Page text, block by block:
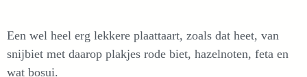
Een wel heel erg lekkere plaattaart, zoals dat heet, van
snijbiet met daarop plakjes rode biet, hazelnoten, feta en
wat bosui.